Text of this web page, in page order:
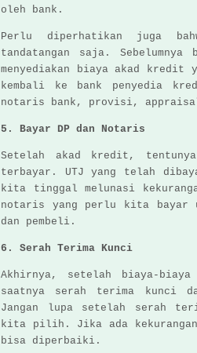
oleh bank.
Perlu diperhatikan juga
tandatangan saja.
menyediakan biaya akad
kembali ke bank penyedia
notaris bank, provisi,
5. Bayar DP dan Notaris
Setelah akad kredit,
terbayar. UTJ yang telah
kita tinggal melunasi
notaris yang perlu kita bayar
dan pembeli.
6. Serah Terima Kunci
Akhirnya, setelah biaya-
saatnya serah terima kunci
Jangan lupa setelah serah
kita pilih. Jika ada kekurangan
bisa diperbaiki.